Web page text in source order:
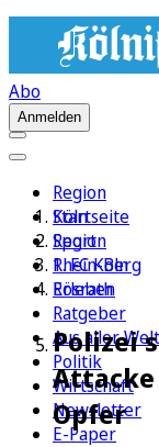
Abo
Anmelden
Region
Köln
Sport
1. FC Köln
Erleben
Ratgeber
Aus aller Welt
Politik
Wirtschaft
Newsletter
E-Paper
Startseite
Region
Rhein-Berg
Rösrath
Polizei
Opfer